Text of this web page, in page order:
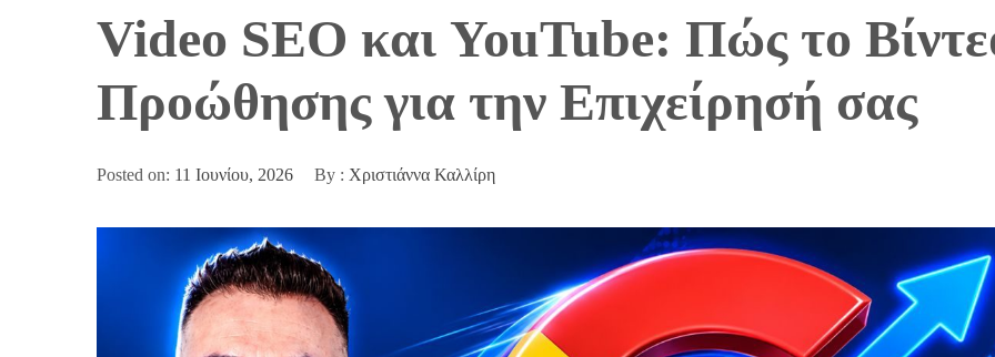
Video SEO και YouTube: Πώς το
Προώθησης για την Επιχείρησή σας
Posted on: 11 Ιουνίου, 2026 By : Χριστιάννα Καλλίρη